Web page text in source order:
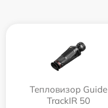
Тепловизор Guide
TrackIR 50